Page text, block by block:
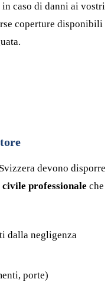
in caso di danni ai vostri
coperture disponibili
devono disporre
professionale che
dalla negligenza
porte)